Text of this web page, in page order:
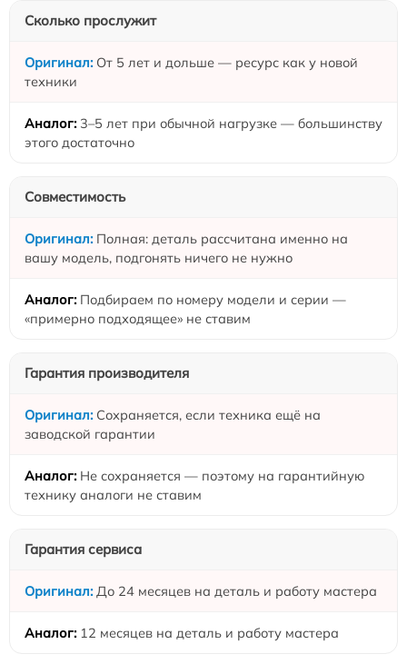
Сколько прослужит
От 5 лет и дольше — ресурс как у новой
техники
3–5 лет при обычной нагрузке — большинству
этого достаточно
Совместимость
Полная: деталь рассчитана именно на
вашу модель, подгонять ничего не нужно
Подбираем по номеру модели и серии —
«примерно подходящее» не ставим
Гарантия производителя
Сохраняется, если техника ещё на
заводской гарантии
Не сохраняется — поэтому на гарантийную
технику аналоги не ставим
Гарантия сервиса
До 24 месяцев на деталь и работу мастера
12 месяцев на деталь и работу мастера